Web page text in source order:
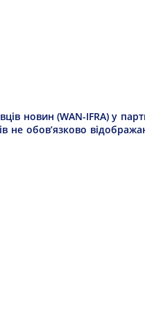
новин (WAN-IFRA) у
не обов’язково